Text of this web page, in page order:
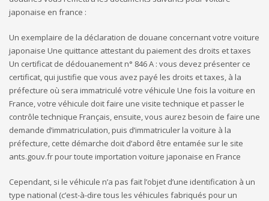
japonaise en france :
Un exemplaire de la déclaration de douane concernant votre voiture
japonaise Une quittance attestant du paiement des droits et taxes
Un certificat de dédouanement n° 846 A : vous devez présenter ce
certificat, qui justifie que vous avez payé les droits et taxes, à la
préfecture où sera immatriculé votre véhicule Une fois la voiture en
France, votre véhicule doit faire une visite technique et passer le
contrôle technique Français, ensuite, vous aurez besoin de faire une
demande d’immatriculation, puis d’immatriculer la voiture à la
préfecture, cette démarche doit d’abord être entamée sur le site
ants.gouv.fr pour toute importation voiture japonaise en France
Cependant, si le véhicule n’a pas fait l’objet d’une identification à un
type national (c’est-à-dire tous les véhicules fabriqués pour un